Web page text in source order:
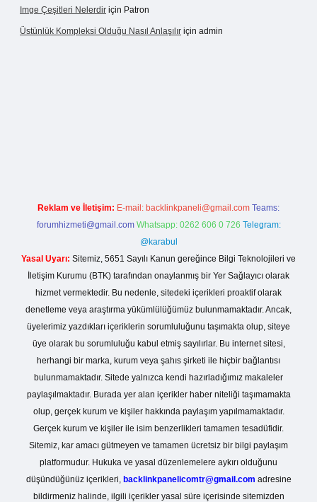
Imge Çeşitleri Nelerdir için Patron
Üstünlük Kompleksi Olduğu Nasıl Anlaşılır için admin
Reklam ve İletişim: E-mail: backlinkpaneli@gmail.com Teams:
forumhizmeti@gmail.com Whatsapp: 0262 606 0 726 Telegram:
@karabul
Yasal Uyarı: Sitemiz, 5651 Sayılı Kanun gereğince Bilgi Teknolojileri ve
İletişim Kurumu (BTK) tarafından onaylanmış bir Yer Sağlayıcı olarak
hizmet vermektedir. Bu nedenle, sitedeki içerikleri proaktif olarak
denetleme veya araştırma yükümlülüğümüz bulunmamaktadır. Ancak,
üyelerimiz yazdıkları içeriklerin sorumluluğunu taşımakta olup, siteye
üye olarak bu sorumluluğu kabul etmiş sayılırlar. Bu internet sitesi,
herhangi bir marka, kurum veya şahıs şirketi ile hiçbir bağlantısı
bulunmamaktadır. Sitede yalnızca kendi hazırladığımız makaleler
paylaşılmaktadır. Burada yer alan içerikler haber niteliği taşımamakta
olup, gerçek kurum ve kişiler hakkında paylaşım yapılmamaktadır.
Gerçek kurum ve kişiler ile isim benzerlikleri tamamen tesadüfidir.
Sitemiz, kar amacı gütmeyen ve tamamen ücretsiz bir bilgi paylaşım
platformudur. Hukuka ve yasal düzenlemelere aykırı olduğunu
düşündüğünüz içerikleri, backlinkpanelicomtr@gmail.com adresine
bildirmeniz halinde, ilgili içerikler yasal süre içerisinde sitemizden